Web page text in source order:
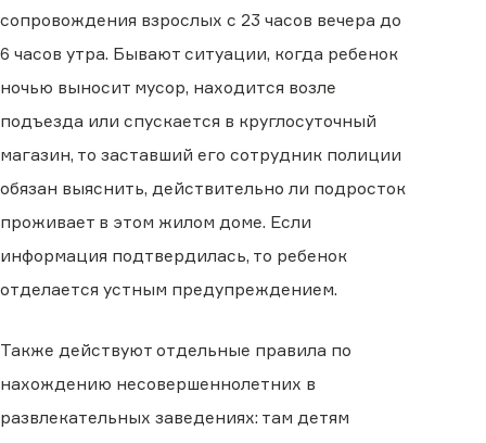
сопровождения взрослых с 23 часов вечера до
6 часов утра. Бывают ситуации, когда ребенок
ночью выносит мусор, находится возле
подъезда или спускается в круглосуточный
магазин, то заставший его сотрудник полиции
обязан выяснить, действительно ли подросток
проживает в этом жилом доме. Если
информация подтвердилась, то ребенок
отделается устным предупреждением.
Также действуют отдельные правила по
нахождению несовершеннолетних в
развлекательных заведениях: там детям